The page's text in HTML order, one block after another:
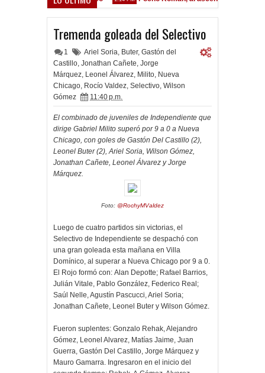
Tremenda goleada del Selectivo
1 Ariel Soria, Buter, Gastón del
Castillo, Jonathan Cañete, Jorge
Márquez, Leonel Álvarez, Milito, Nueva
Chicago, Rocío Valdez, Selectivo, Wilson
Gómez
11:40 p.m.
El combinado de juveniles de Independiente que
dirige Gabriel Milito superó por 9 a 0 a Nueva
Chicago, con goles de Gastón Del Castillo (2),
Leonel Buter (2), Ariel Soria, Wilson Gómez,
Jonathan Cañete, Leonel Álvarez y Jorge
Márquez.
Foto: @RochyMValdez
Luego de cuatro partidos sin victorias, el
Selectivo de Independiente se despachó con
una gran goleada esta mañana en Villa
Domínico, al superar a Nueva Chicago por 9 a 0.
El Rojo formó con: Alan Depotte; Rafael Barrios,
Julián Vitale, Pablo González, Federico Real;
Saúl Nelle, Agustín Pascucci, Ariel Soria;
Jonathan Cañete, Leonel Buter y Wilson Gómez.
Fueron suplentes: Gonzalo Rehak, Alejandro
Gómez, Leonel Alvarez, Matías Jaime, Juan
Guerra, Gastón Del Castillo, Jorge Márquez y
Mauro Gamarra. Ingresaron en el inicio del